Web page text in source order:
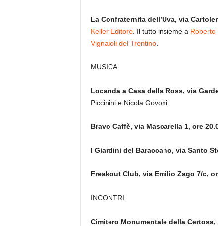
La Confraternita dell’Uva, via
Keller Editore. Il tutto insieme a Roberto
Vignaioli del Trentino.
MUSICA
Locanda a Casa della Ross, via
Piccinini e Nicola Govoni.
Bravo Caffè, via Mascarella 1, ore
I Giardini del Baraccano, via Santo
Freakout Club, via Emilio Zago 7/c,
INCONTRI
Cimitero Monumentale della